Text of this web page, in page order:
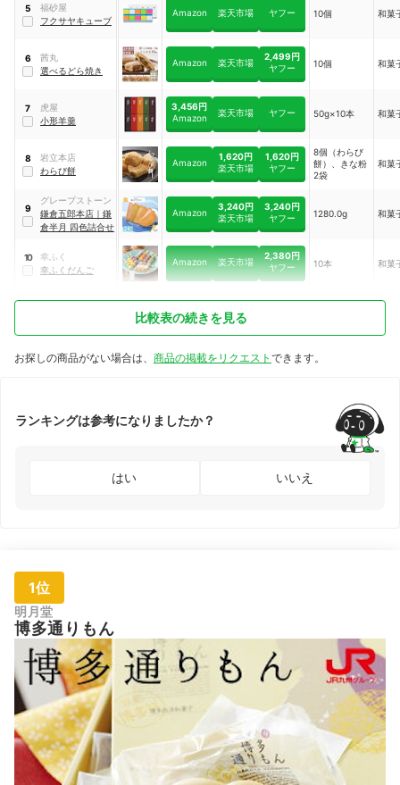
5
福砂屋
フクサヤキューブ
Amazon 楽天市場 ヤフー 10個 和菓
6
茜丸
選べるどら焼き
Amazon 楽天市場
2,499円
ヤフー
10個 和菓
7
虎屋
小形羊羹
3,456円
Amazon
楽天市場 ヤフー 50g×10本 和菓
8
岩立本店
わらび餅
Amazon
1,620円
楽天市場
1,620円
ヤフー
8個（わらび
餅）、きな粉
2袋
和菓
9
グレープストーン
鎌倉五郎本店 ｜ 鎌
倉半月 四色詰合せ
Amazon
3,240円
楽天市場
3,240円
ヤフー
1280.0g 和菓
10
幸ふく
幸ふくだんご
Amazon 楽天市場
2,380円
ヤフー
10本 和菓
比較表の続きを見る
お探しの商品がない場合は、 商品の掲載をリクエスト できます。
ランキングは参考になりましたか？
はい いいえ
1位
明月堂
博多通りもん